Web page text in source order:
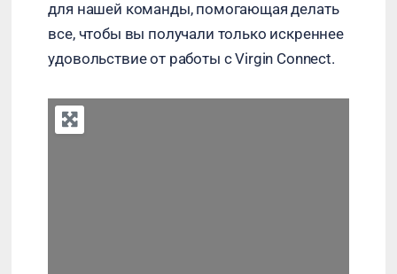
для нашей команды, помогающая делать
все, чтобы вы получали только искреннее
удовольствие от работы с Virgin Connect.
+